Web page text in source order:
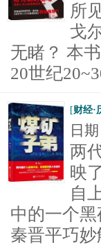
所
戈
无睹？ 本
20世纪
[财经·
日期
两
映
自
中的一个
秦晋平巧